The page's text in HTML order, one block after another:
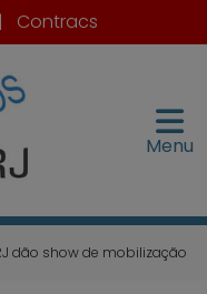
| Contracs
Menu
dão show de mobilização